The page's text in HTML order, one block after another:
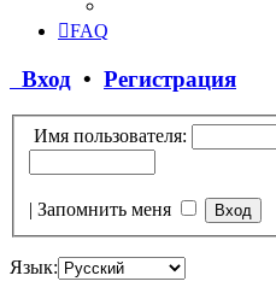
FAQ
Вход • Регистрация
Имя пользователя:
| Запомнить меня
Язык: